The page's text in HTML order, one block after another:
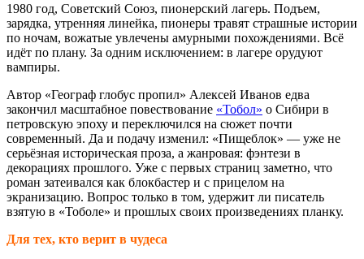
1980 год, Советский Союз, пионерский лагерь. Подъем,
зарядка, утренняя линейка, пионеры травят страшные истории
по ночам, вожатые увлечены амурными похождениями. Всё
идёт по плану. За одним исключением: в лагере орудуют
вампиры.
Автор «Географ глобус пропил» Алексей Иванов едва
закончил масштабное повествование «Тобол» о Сибири в
петровскую эпоху и переключился на сюжет почти
современный. Да и подачу изменил: «Пищеблок» — уже не
серьёзная историческая проза, а жанровая: фэнтези в
декорациях прошлого. Уже с первых страниц заметно, что
роман затеивался как блокбастер и с прицелом на
экранизацию. Вопрос только в том, удержит ли писатель
взятую в «Тоболе» и прошлых своих произведениях планку.
Для тех, кто верит в чудеса